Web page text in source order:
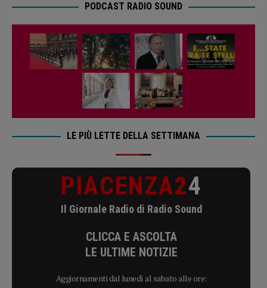
PODCAST RADIO SOUND
LE PIÙ LETTE DELLA SETTIMANA
PIACENZA24
Il Giornale Radio di Radio Sound
CLICCA E ASCOLTA
LE ULTIME NOTIZIE
Aggiornamenti dal lunedì al sabato alle ore: